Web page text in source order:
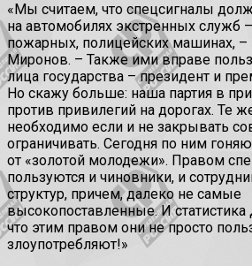
«Мы считаем, что спецсигналы
на автомобилях экстренных служб
пожарных, полицейских машинах, –
Миронов. – Также ими вправе
лица государства – президент и
Но скажу больше: наша партия в
против привилегий на дорогах. Те
необходимо если и не закрывать
ограничивать. Сегодня по ним
от «золотой молодежи». Правом
пользуются и чиновники, и
структур, причем, далеко не самые
высокопоставленные. И
что этим правом они не просто
злоупотребляют!»